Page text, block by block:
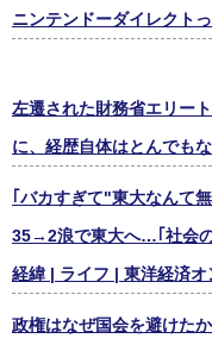
ニンテンドーダイレクト
左遷された財務省エリー
に、経歴自体はとんでも
｢バカすぎて"東大なんて
35→2浪で東大へ…｢社会
経緯 | ライフ | 東洋経済オ
政権はなぜ国会を避けた